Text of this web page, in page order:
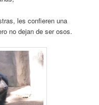
les confieren una
no dejan de ser osos.